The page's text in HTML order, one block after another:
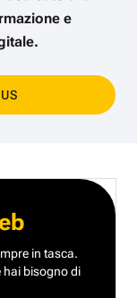
e
in tasca.
hai bisogno di